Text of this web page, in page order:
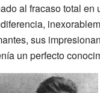
al fracaso total en
sus
un perfecto